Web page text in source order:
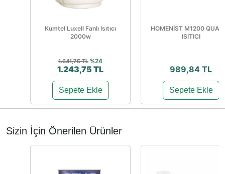
Kumtel Luxell Fanlı Isıtıcı
2000w
1.641,75 TL %24
1.243,75 TL
Sepete Ekle
HOMENİST M1200
ISITICI
989,84 TL
Sepete Ekle
Sizin İçin Önerilen Ürünler